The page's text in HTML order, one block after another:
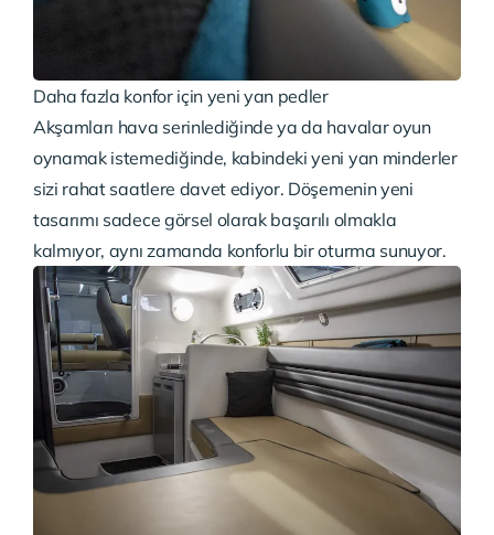
Daha fazla konfor için yeni yan pedler
Akşamları hava serinlediğinde ya da havalar oyun
oynamak istemediğinde, kabindeki yeni yan minderler
sizi rahat saatlere davet ediyor. Döşemenin yeni
tasarımı sadece görsel olarak başarılı olmakla
kalmıyor, aynı zamanda konforlu bir oturma sunuyor.